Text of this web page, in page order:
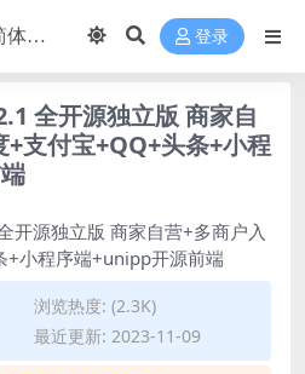
登录
全开源独立版 商家自
支付宝+QQ+头条+小程
浏览热度: (2.3K)
最近更新: 2023-11-09